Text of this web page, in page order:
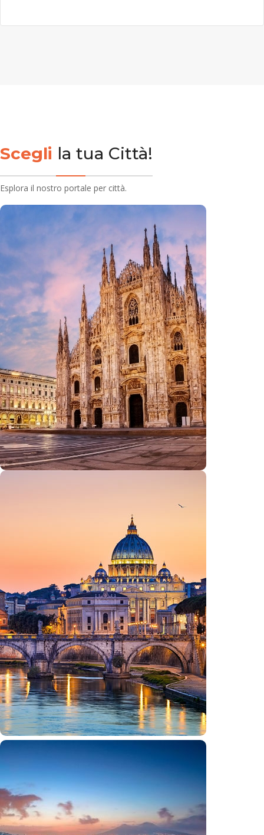
Scegli la tua Città!
Esplora il nostro portale per città.